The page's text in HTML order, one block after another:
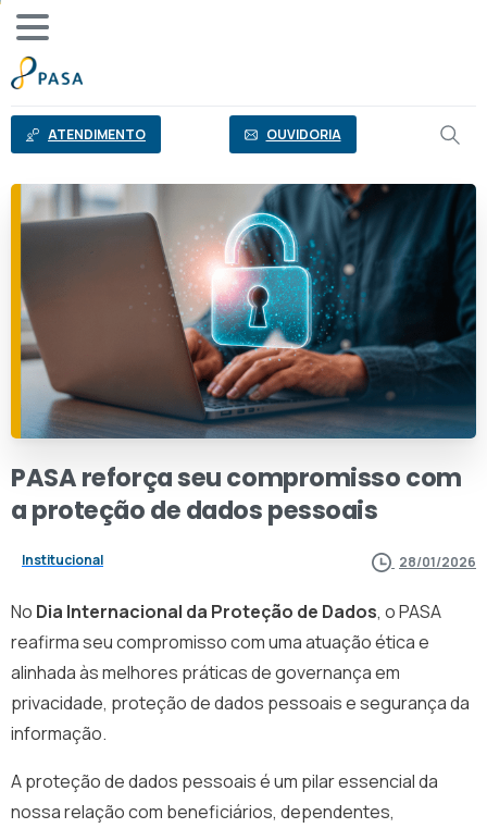
conteúdo
ATENDIMENTO OUVIDORIA
PASAreforçaseucompromissocom
aproteçãodedadospessoais
Institucional 28/01/2026
No Dia Internacional da Proteção de Dados, o PASA
reafirma seu compromisso com uma atuação ética e
alinhada às melhores práticas de governança em
privacidade, proteção de dados pessoais e segurança da
informação.
A proteção de dados pessoais é um pilar essencial da
nossa relação com beneficiários, dependentes,